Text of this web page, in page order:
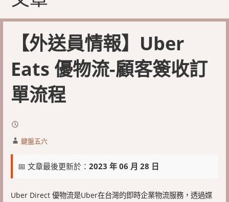
【外送員情報】Uber
Eats 優物流-顧客簽收訂
單流程
鍵盤五六
📅 文章最後更新於： 2023 年 06 月 28 日
Uber Direct 優物流是Uber在台灣的即時企業物流服務，透過媒